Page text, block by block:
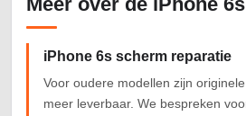
iPhone 6s scherm reparatie
Voor oudere modellen zijn
meer leverbaar. We bespreken